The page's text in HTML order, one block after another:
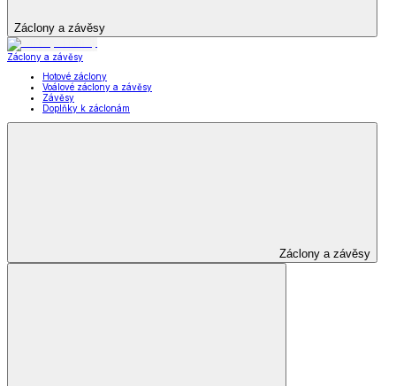
Záclony a závěsy
Záclony a závěsy
Hotové záclony
Voálové záclony a závěsy
Závěsy
Doplňky k záclonám
Záclony a závěsy